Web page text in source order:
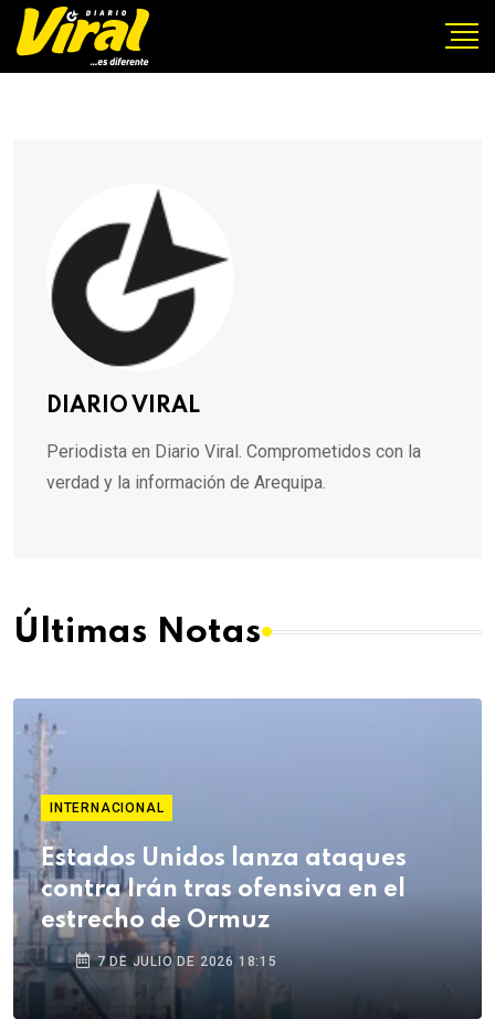
DIARIO VIRAL
Periodista en Diario Viral. Comprometidos con la
verdad y la información de Arequipa.
Últimas Notas
INTERNACIONAL
Estados Unidos lanza ataques
contra Irán tras ofensiva en el
estrecho de Ormuz
7 DE JULIO DE 2026 18:15